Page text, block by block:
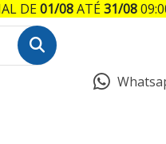
DE01/08ATÉ31/08